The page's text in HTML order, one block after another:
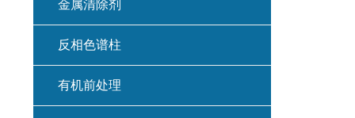
金属清除剂
反相色谱柱
有机前处理